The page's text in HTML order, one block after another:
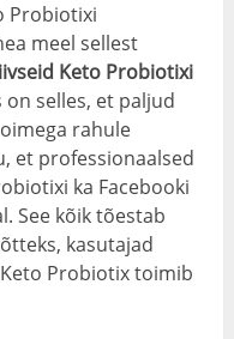
Probiotixi
meel sellest
Keto Probiotixi
on selles, et paljud
rahule
et professionaalsed
ka Facebooki
See kõik tõestab
kasutajad
Probiotix toimib